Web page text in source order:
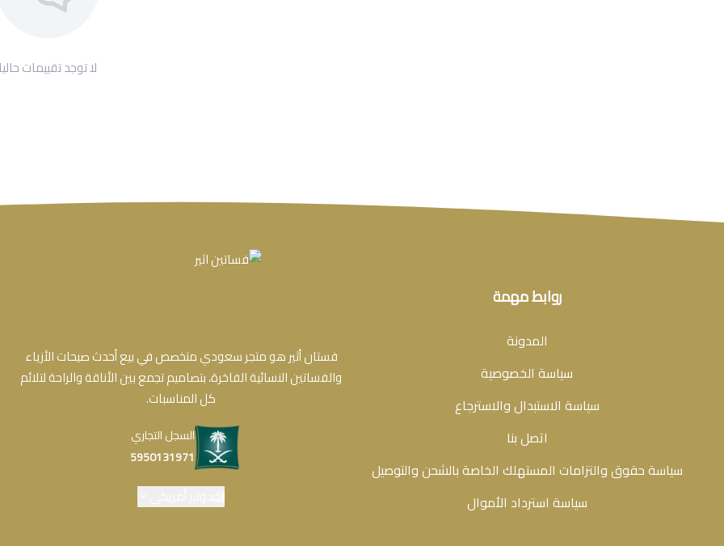
لا توجد تقييمات حاليا
روابط مهمة
المدونة
سياسة الخصوصية
سياسة الاستبدال والاسترجاع
اتصل بنا
سياسة حقوق والتزامات المستهلك الخاصة بالشحن والتوصيل
سياسة استرداد الأموال
فستان أثير هو متجر سعودي متخصص في بيع أحدث صيحات الأزياء
والفساتين النسائية الفاخرة، بتصاميم تجمع بين الأناقة والراحة لتلائم
كل المناسبات.
السجل التجاري
5950131971